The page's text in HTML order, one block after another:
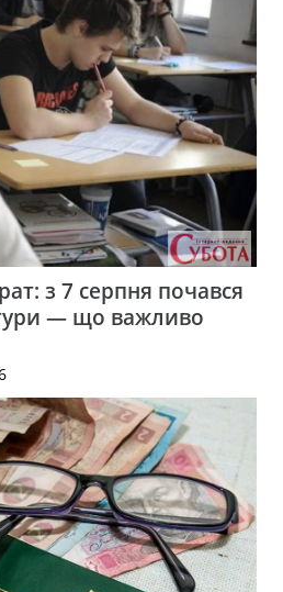
з 7 серпня почався
— що важливо